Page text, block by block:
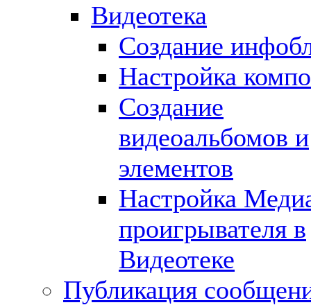
Видеотека
Создание
Настройка
Создание
видеоальбомов и
элементов
Настройка
проигрывателя в
Видеотеке
Публикация